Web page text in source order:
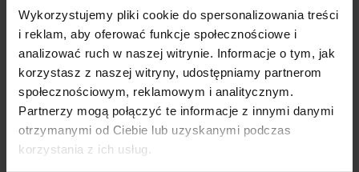
Wykorzystujemy pliki cookie do spersonalizowania treści
i reklam, aby oferować funkcje społecznościowe i
analizować ruch w naszej witrynie. Informacje o tym, jak
korzystasz z naszej witryny, udostępniamy partnerom
społecznościowym, reklamowym i analitycznym.
Partnerzy mogą połączyć te informacje z innymi danymi
otrzymanymi od Ciebie lub uzyskanymi podczas
korzystania z ich usług.
Zaznaczamy, że istnieją również poglądy przeciwne,
wyrażane w mniejszości przez organy podatkowe,
wobec czego istnieje ryzyko zakwestionowania
prawa zaliczenia do kosztów podatkowych opłaty
z tytułu rozwiązania umowy, nawet jeżeli byłoby
to działanie zasadne ekonomicznie i biznesowo.
W razie zaskarżenia takiej interpretacji, w sądach
administracyjnych dominuje jednak pozytywna dla